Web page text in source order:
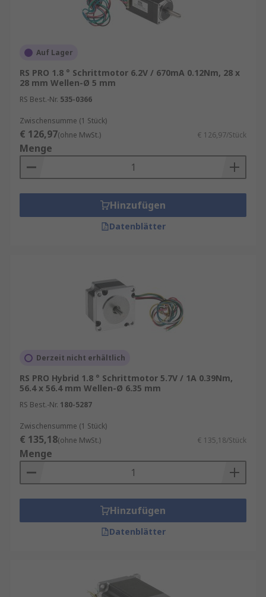
Auf Lager
RS PRO 1.8 ° Schrittmotor 6.2V / 670mA 0.12Nm, 28 x
28 mm Wellen-Ø 5 mm
RS Best.-Nr. 535-0366
Zwischensumme (1 Stück)
€ 126,97(ohne MwSt.) € 126,97/Stück
Menge
Hinzufügen
Datenblätter
Derzeit nicht erhältlich
RS PRO Hybrid 1.8 ° Schrittmotor 5.7V / 1A 0.39Nm,
56.4 x 56.4 mm Wellen-Ø 6.35 mm
RS Best.-Nr. 180-5287
Zwischensumme (1 Stück)
€ 135,18(ohne MwSt.) € 135,18/Stück
Menge
Hinzufügen
Datenblätter